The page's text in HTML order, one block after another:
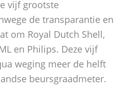
vijf grootste
de transparantie en
om Royal Dutch Shell,
en Philips. Deze vijf
weging meer de helft
beursgraadmeter.